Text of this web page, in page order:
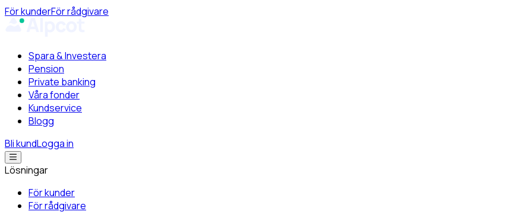
För kunderFör rådgivare
Spara & Investera
Pension
Private banking
Våra fonder
Kundservice
Blogg
Bli kundLogga in
Lösningar
För kunder
För rådgivare